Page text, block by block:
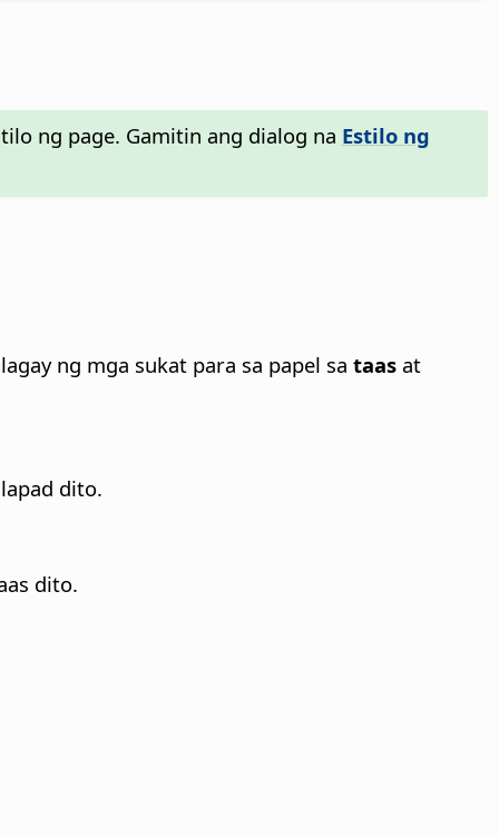
ng page. Gamitin ang dialog na Estilo ng
ng mga sukat para sa papel sa taas at
dito.
dito.